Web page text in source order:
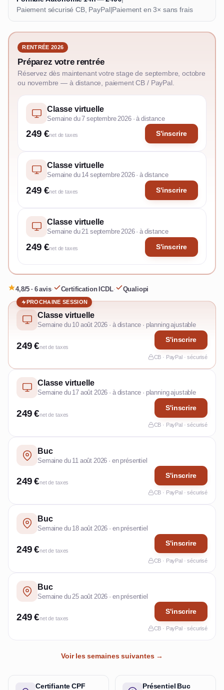
Paiement sécurisé CB, PayPal|Paiement en 3× sans frais
RENTRÉE 2026
Préparez votre rentrée
Réservez dès maintenant votre stage de septembre, octobre
ou novembre — à distance, paiement CB / PayPal.
Classe virtuelle
Semaine du 7 septembre 2026 · à distance
249 €net de taxes S'inscrire
Classe virtuelle
Semaine du 14 septembre 2026 · à distance
249 €net de taxes S'inscrire
Classe virtuelle
Semaine du 21 septembre 2026 · à distance
249 €net de taxes S'inscrire
4,8/5 · 6 avis· Certification ICDL· Qualiopi
PROCHAINE SESSION
Classe virtuelle
Semaine du 10 août 2026 · à distance · planning ajustable
249 €net de taxes
S'inscrire
CB · PayPal · sécurisé
Classe virtuelle
Semaine du 17 août 2026 · à distance · planning ajustable
249 €net de taxes
S'inscrire
CB · PayPal · sécurisé
Buc
Semaine du 11 août 2026 · en présentiel
249 €net de taxes
S'inscrire
CB · PayPal · sécurisé
Buc
Semaine du 18 août 2026 · en présentiel
249 €net de taxes
S'inscrire
CB · PayPal · sécurisé
Buc
Semaine du 25 août 2026 · en présentiel
249 €net de taxes
S'inscrire
CB · PayPal · sécurisé
Voir les semaines suivantes →
Certifiante CPF Présentiel Buc